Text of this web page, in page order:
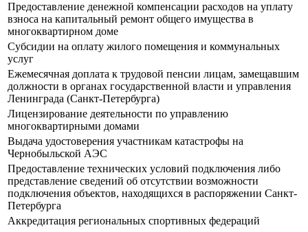
Предоставление денежной компенсации расходов на уплату
взноса на капитальный ремонт общего имущества в
многоквартирном доме
Субсидии на оплату жилого помещения и коммунальных
услуг
Ежемесячная доплата к трудовой пенсии лицам, замещавшим
должности в органах государственной власти и управления
Ленинграда (Санкт-Петербурга)
Лицензирование деятельности по управлению
многоквартирными домами
Выдача удостоверения участникам катастрофы на
Чернобыльской АЭС
Предоставление технических условий подключения либо
представление сведений об отсутствии возможности
подключения объектов, находящихся в распоряжении Санкт-
Петербурга
Аккредитация региональных спортивных федераций